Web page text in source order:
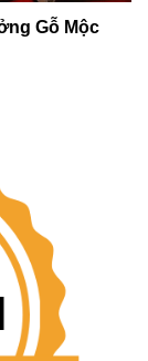
Gỗ Mộc